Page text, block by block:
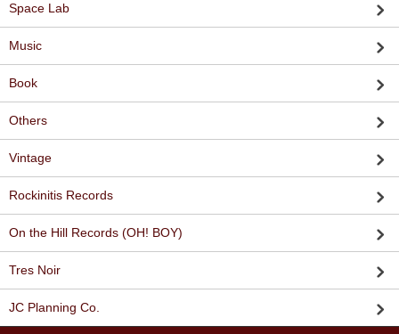
Space Lab
Music
Book
Others
Vintage
Rockinitis Records
On the Hill Records (OH! BOY)
Tres Noir
JC Planning Co.